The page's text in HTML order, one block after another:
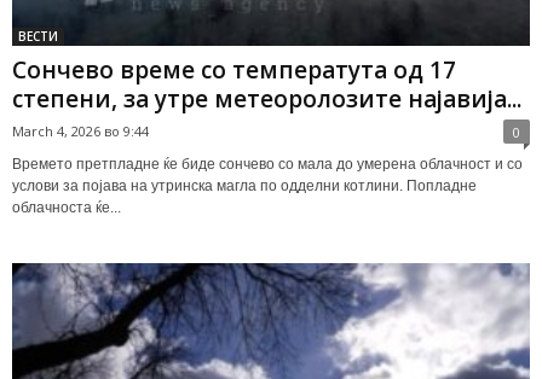
ВЕСТИ
Сончево време со температута од 17
степени, за утре метеоролозите најавија...
March 4, 2026 во 9:44 0
Времето претпладне ќе биде сончево со мала до умерена облачност и со
услови за појава на утринска магла по одделни котлини. Попладне
облачноста ќе...